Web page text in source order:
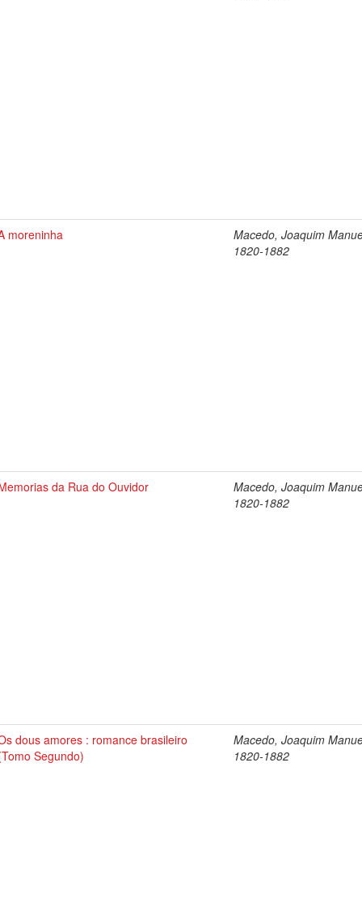
moreninha
Macedo, Joaquim
1820-1882
da Rua do Ouvidor
Macedo, Joaquim
1820-1882
dous amores : romance brasileiro
Segundo)
Macedo, Joaquim
1820-1882